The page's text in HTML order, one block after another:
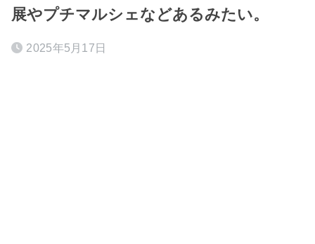
展やプチマルシェなどあるみたい。
2025年5月17日